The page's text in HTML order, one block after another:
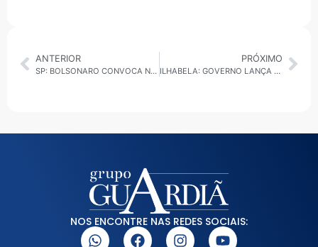
ANTERIOR
SP: BOLSONARO CONVOCA NOVA MANIFESTAÇÃO NA AVENIDA PAULISTA PARA 29 DE JUNHO
PRÓXIMO
ILHABELA: GOVERNO LANÇA EDITAL PARA CONCESSÃO DE TRAVESSIAS COM INVESTIMENTO DE R$ 2 BILHÕES
NOS ENCONTRE NAS REDES SOCIAIS: